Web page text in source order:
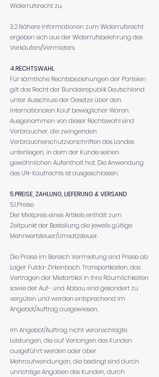
Widerrufsrecht zu.
3.2.Nähere Informationen zum Widerrufsrecht
ergeben sich aus der Widerrufsbelehrung des
Verkäufers/Vermieters.
4.RECHTSWAHL
Für sämtliche Rechtsbeziehungen der Parteien
gilt das Recht der Bundesrepublik Deutschland
unter Ausschluss der Gesetze über den
internationalen Kauf beweglicher Waren.
Ausgenommen von dieser Rechtswahl sind
Verbraucher, die zwingenden
Verbraucherschutzvorschriften des Landes
unterliegen, in dem der Kunde seinen
gewöhnlichen Aufenthalt hat. Die Anwendung
des UN-Kaufrechts ist ausgeschlossen.
5.PREISE, ZAHLUNG, LIEFERUNG & VERSAND
5.1.Preise
Der Mietpreis eines Artikels enthält zum
Zeitpunkt der Bestellung die jeweils gültige
Mehrwertsteuer/Umsatzsteuer.
Die Preise im Bereich Vermietung sind Preise ab
Lager Fulda-Zirkenbach. Transportkosten, das
Vertragen der Mietartikel in Ihre Räumlichkeiten
sowie der Auf- und Abbau sind gesondert zu
vergüten und werden entsprechend im
Angebot/Auftrag ausgewiesen.
Im Angebot/Auftrag nicht veranschlagte
Leistungen, die auf Verlangen des Kunden
ausgeführt werden oder aber
Mehraufwendungen, die bedingt sind durch
unrichtige Angaben des Kunden, durch